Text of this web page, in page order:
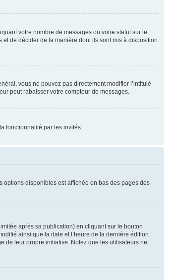
votre nombre de messages ou votre statut sur le
de décider de la manière dont ils sont mis à disposition.
vous ne pouvez pas directement modifier l’intitulé
peut rabaisser votre compteur de messages.
fonctionnalité par les invités.
options disponibles est affichée en bas des pages des
après sa publication) en cliquant sur le bouton
ainsi que la date et l’heure de la dernière édition.
de leur propre initiative. Notez que les utilisateurs ne